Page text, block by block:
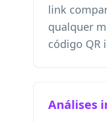
link
qualquer
código QR
Análises